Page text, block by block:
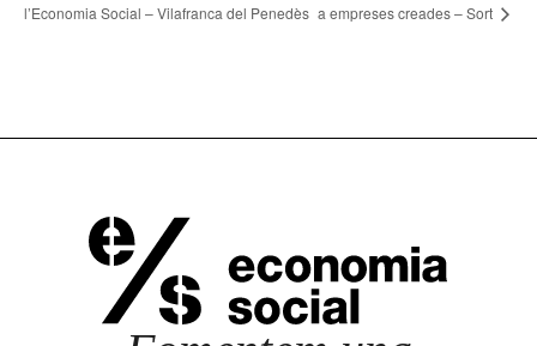
l’Economia Social – Vilafranca del Penedès a empreses creades – Sort